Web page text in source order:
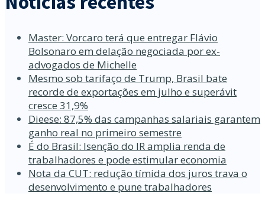
Master: Vorcaro terá que entregar Flávio
Bolsonaro em delação negociada por ex-
advogados de Michelle
Mesmo sob tarifaço de Trump, Brasil bate
recorde de exportações em julho e superávit
cresce 31,9%
Dieese: 87,5% das campanhas salariais garantem
ganho real no primeiro semestre
É do Brasil: Isenção do IR amplia renda de
trabalhadores e pode estimular economia
Nota da CUT: redução tímida dos juros trava o
desenvolvimento e pune trabalhadores